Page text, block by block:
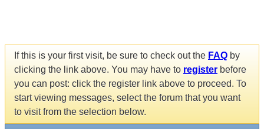
If this is your first visit, be sure to check out the FAQ by
clicking the link above. You may have to register before
you can post: click the register link above to proceed. To
start viewing messages, select the forum that you want
to visit from the selection below.